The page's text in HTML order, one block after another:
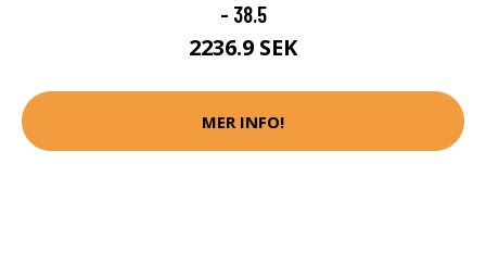
- 38.5
2236.9 SEK
MER INFO!